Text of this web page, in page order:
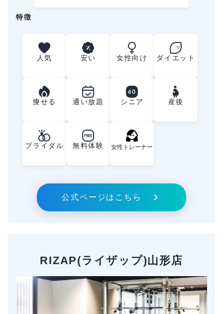
特徴
人気 安い 女性向け ダイエット
痩せる 通い放題
60
シニア
産後
ブライダル
FREE
無料体験 女性トレーナー
公式ページはこちら
RIZAP(ライザップ)山形店